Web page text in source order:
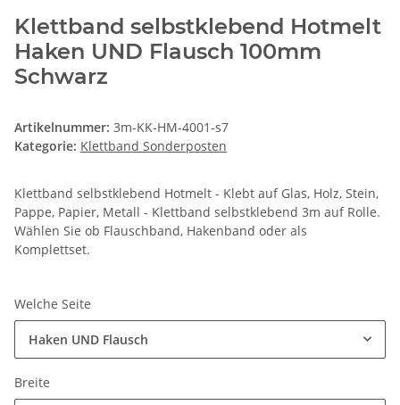
Klettband selbstklebend Hotmelt
Haken UND Flausch 100mm
Schwarz
Artikelnummer: 3m-KK-HM-4001-s7
Kategorie: Klettband Sonderposten
Klettband selbstklebend Hotmelt - Klebt auf Glas, Holz, Stein,
Pappe, Papier, Metall - Klettband selbstklebend 3m auf Rolle.
Wählen Sie ob Flauschband, Hakenband oder als
Komplettset.
Welche Seite
Haken UND Flausch
Breite